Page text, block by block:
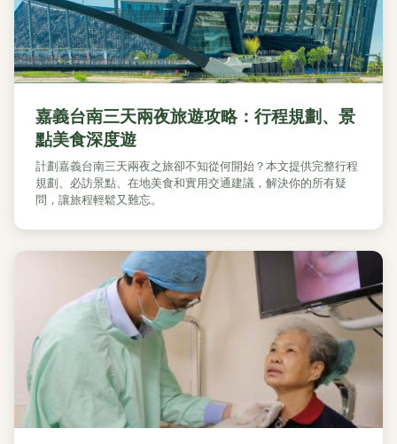
嘉義台南三天兩夜旅遊攻略：行程規劃、景
點美食深度遊
計劃嘉義台南三天兩夜之旅卻不知從何開始？本文提供完整行程
規劃、必訪景點、在地美食和實用交通建議，解決你的所有疑
問，讓旅程輕鬆又難忘。